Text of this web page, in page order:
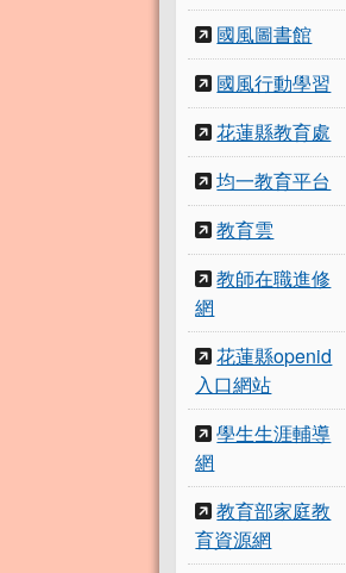
國風圖書館
國風行動學習
花蓮縣教育處
均一教育平台
教育雲
教師在職進修
網
花蓮縣openid
入口網站
學生生涯輔導
網
教育部家庭教
育資源網